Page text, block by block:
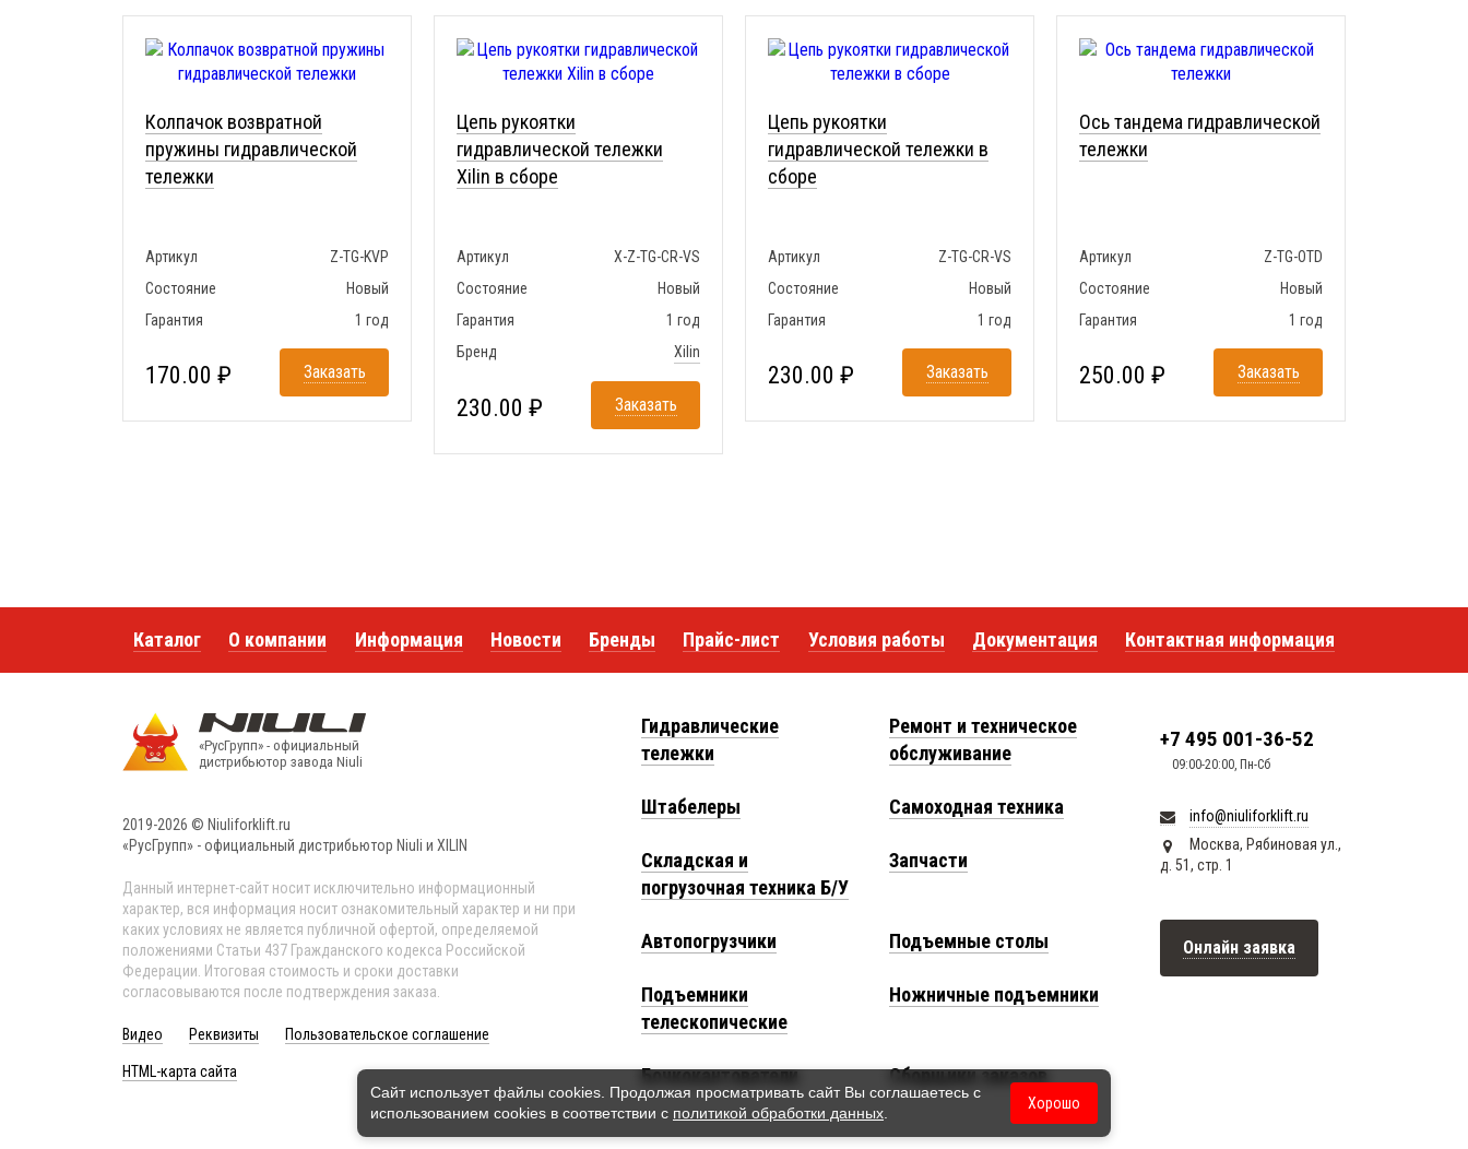
Колпачок возвратной
пружины гидравлической
тележки
Артикул
Z-TG-KVP
Состояние
Новый
Гарантия
1 год
170.00 ₽ Заказать
Цепь рукоятки
гидравлической тележки
Xilin в сборе
Артикул
X-Z-TG-CR-VS
Состояние
Новый
Гарантия
1 год
Бренд
Xilin
230.00 ₽ Заказать
Цепь рукоятки
гидравлической тележки в
сборе
Артикул
Z-TG-CR-VS
Состояние
Новый
Гарантия
1 год
230.00 ₽ Заказать
Ось тандема гидравлической
тележки
Артикул
Z-TG-OTD
Состояние
Новый
Гарантия
1 год
250.00 ₽ Заказать
Каталог О компании Информация Новости Бренды Прайс-лист Условия работы Документация Контактная информация
«РусГрупп» - официальный
диcтрибьютор завода Niuli
2019-2026 © Niuliforklift.ru
«РусГрупп» - официальный диcтрибьютор Niuli и XILIN
Данный интернет-сайт носит исключительно информационный
характер, вся информация носит ознакомительный характер и ни при
каких условиях не является публичной офертой, определяемой
положениями Статьи 437 Гражданского кодекса Российской
Федерации. Итоговая стоимость и сроки доставки
согласовываются после подтверждения заказа.
Видео Реквизиты Пользовательское соглашение
HTML-карта сайта
Гидравлические
тележки
Ремонт и техническое
обслуживание
Штабелеры Самоходная техника
Складская и
погрузочная техника Б/У
Запчасти
Автопогрузчики Подъемные столы
Подъемники
телескопические
Ножничные подъемники
Бочкокантователи Сборщики заказов
+7 495 001-36-52
09:00-20:00, Пн-Сб
info@niuliforklift.ru
Москва, Рябиновая ул.,
д. 51, стр. 1
Онлайн заявка
Сайт использует файлы cookies. Продолжая просматривать сайт Вы соглашаетесь с
использованием cookies в соответствии с политикой обработки данных
Хорошо